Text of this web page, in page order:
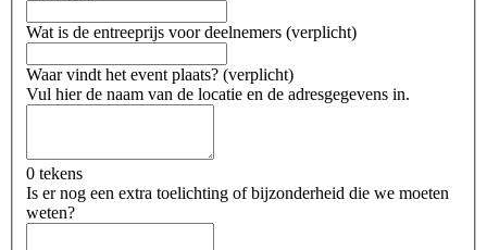
Wat is de entreeprijs voor deelnemers (verplicht)
Waar vindt het event plaats? (verplicht)
Vul hier de naam van de locatie en de adresgegevens in.
0 tekens
Is er nog een extra toelichting of bijzonderheid die we moeten
weten?